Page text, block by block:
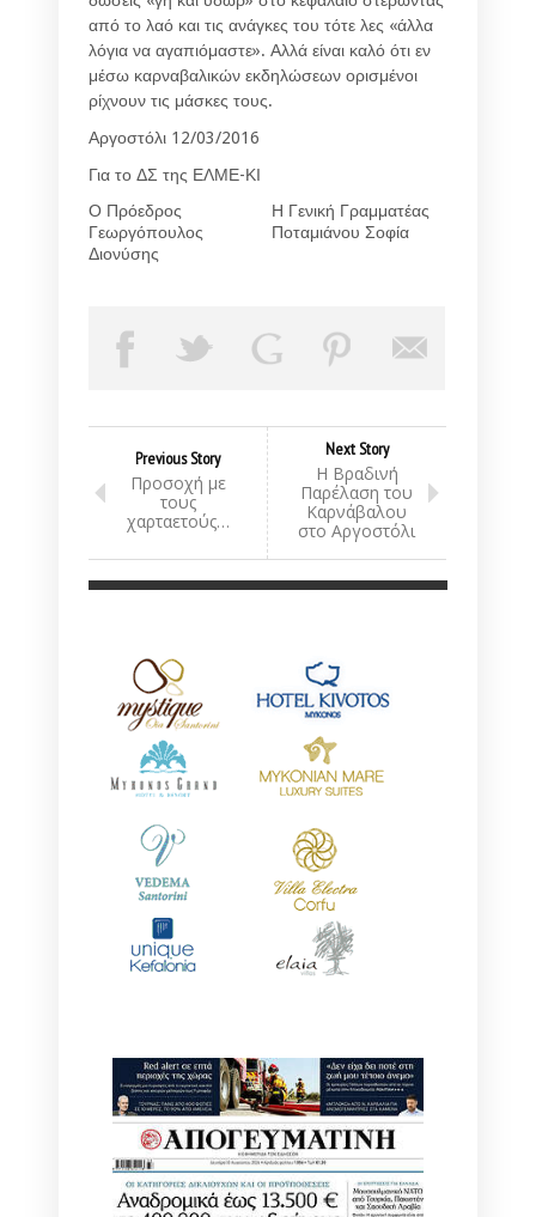
από το λαό και τις ανάγκες του τότε λες «άλλα
λόγια να αγαπιόμαστε». Αλλά είναι καλό ότι εν
μέσω καρναβαλικών εκδηλώσεων ορισμένοι
ρίχνουν τις μάσκες τους.
Αργοστόλι 12/03/2016
Για το ΔΣ της ΕΛΜΕ-ΚΙ
Ο Πρόεδρος
Η Γενική Γραμματέας
Γεωργόπουλος
Διονύσης
Ποταμιάνου Σοφία
Previous Story
Προσοχή με
τους
χαρταετούς…
Next Story
Η Βραδινή
Παρέλαση του
Καρνάβαλου
στο Αργοστόλι